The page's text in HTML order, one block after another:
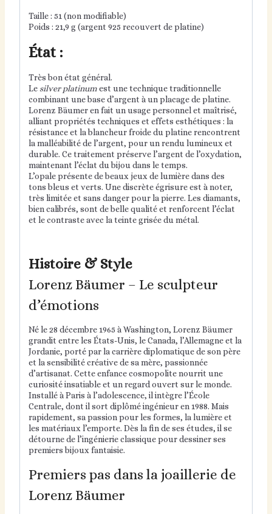
Taille : 51 (non modifiable)
Poids : 21,9 g (argent 925 recouvert de platine)
État :
Très bon état général.
Le silver platinumest une technique traditionnelle
combinant une base d’argent à un placage de platine.
Lorenz Bäumer en fait un usage personnel et maîtrisé,
alliant propriétés techniques et effets esthétiques : la
résistance et la blancheur froide du platine rencontrent
la malléabilité de l’argent, pour un rendu lumineux et
durable. Ce traitement préserve l’argent de l’oxydation,
maintenant l’éclat du bijou dans le temps.
L’opale présente de beaux jeux de lumière dans des
tons bleus et verts. Une discrète égrisure est à noter,
très limitée et sans danger pour la pierre. Les diamants,
bien calibrés, sont de belle qualité et renforcent l’éclat
et le contraste avec la teinte grisée du métal.
Histoire & Style
Lorenz Bäumer – Le sculpteur
d’émotions
Né le 28 décembre 1965 à Washington, Lorenz Bäumer
grandit entre les États-Unis, le Canada, l’Allemagne et la
Jordanie, porté par la carrière diplomatique de son père
et la sensibilité créative de sa mère, passionnée
d’artisanat. Cette enfance cosmopolite nourrit une
curiosité insatiable et un regard ouvert sur le monde.
Installé à Paris à l’adolescence, il intègre l’École
Centrale, dont il sort diplômé ingénieur en 1988. Mais
rapidement, sa passion pour les formes, la lumière et
les matériaux l’emporte. Dès la fin de ses études, il se
détourne de l’ingénierie classique pour dessiner ses
premiers bijoux fantaisie.
Premiers pas dans la joaillerie de
Lorenz Bäumer